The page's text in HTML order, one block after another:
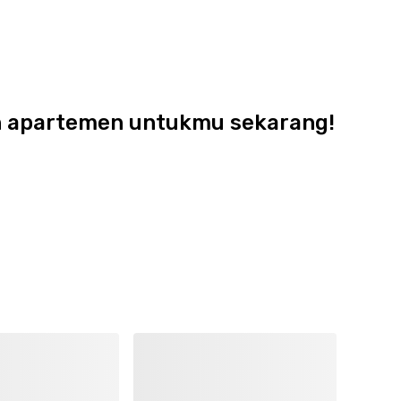
untukmu sekarang!